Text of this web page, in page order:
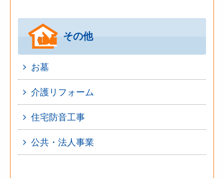
その他
お墓
介護リフォーム
住宅防音工事
公共・法人事業